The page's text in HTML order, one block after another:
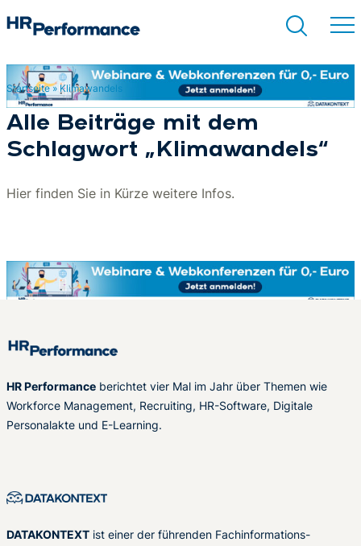
Suchen
Startseite» Klimawandels
Alle Beiträge mit dem
Schlagwort „Klimawandels“
Hier finden Sie in Kürze weitere Infos.
HR Performance berichtet vier Mal im Jahr über Themen wie
Workforce Management, Recruiting, HR-Software, Digitale
Personalakte und E-Learning.
DATAKONTEXT ist einer der führenden Fachinformations-